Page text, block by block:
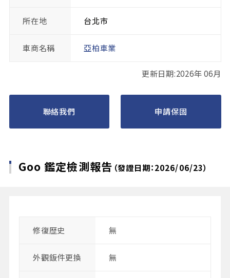
所在地 台北市
車商名稱 亞柏車業
更新日期:2026年 06月
聯絡我們 申請保固
Goo 鑑定檢測報告 （發證日期：2026/06/23）
修復歴史 無
外觀鈑件更換 無